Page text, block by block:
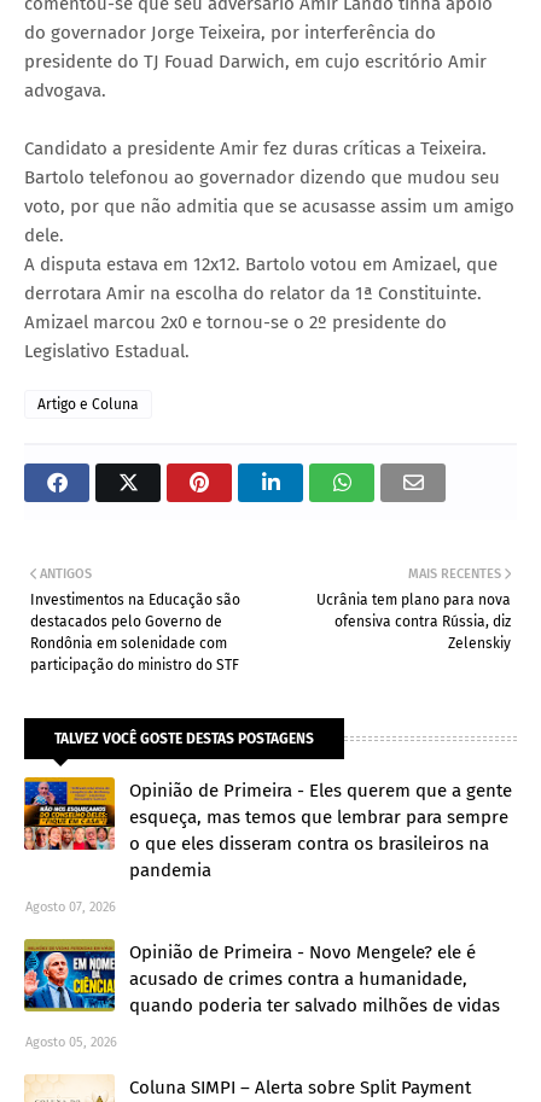
do governador Jorge Teixeira, por interferência do
presidente do TJ Fouad Darwich, em cujo escritório Amir
advogava.
Candidato a presidente Amir fez duras críticas a Teixeira.
Bartolo telefonou ao governador dizendo que mudou seu
voto, por que não admitia que se acusasse assim um amigo
dele.
A disputa estava em 12x12. Bartolo votou em Amizael, que
derrotara Amir na escolha do relator da 1ª Constituinte.
Amizael marcou 2x0 e tornou-se o 2º presidente do
Legislativo Estadual.
Artigo e Coluna
MAIS RECENTES
Ucrânia tem plano para nova
ofensiva contra Rússia, diz
Zelenskiy
ANTIGOS
Investimentos na Educação são
destacados pelo Governo de
Rondônia em solenidade com
participação do ministro do STF
TALVEZ VOCÊ GOSTE DESTAS POSTAGENS
Opinião de Primeira - Eles querem que a gente
esqueça, mas temos que lembrar para sempre
o que eles disseram contra os brasileiros na
pandemia
Agosto 07, 2026
Opinião de Primeira - Novo Mengele? ele é
acusado de crimes contra a humanidade,
quando poderia ter salvado milhões de vidas
Agosto 05, 2026
Coluna SIMPI – Alerta sobre Split Payment